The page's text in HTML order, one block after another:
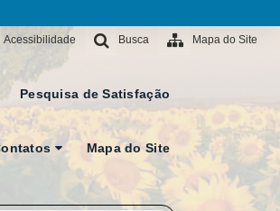
Mapa do Site
Busca
Acessibilidade
Pesquisa de Satisfação
Mapa do Site